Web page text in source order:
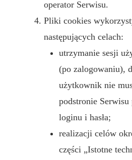
operator Serwisu.
Pliki cookies
następujących celach:
utrzymanie sesji
(po zalogowaniu),
użytkownik nie
podstronie
loginu i hasła;
realizacji celów
części „Istotne